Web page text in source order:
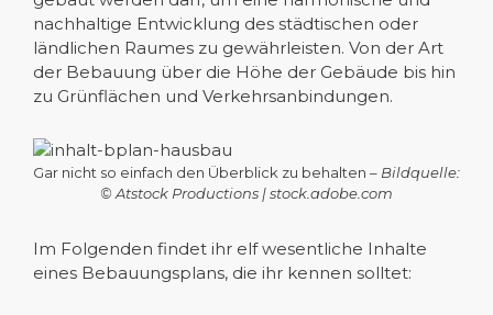
nachhaltige Entwicklung des städtischen oder
ländlichen Raumes zu gewährleisten. Von der Art
der Bebauung über die Höhe der Gebäude bis hin
zu Grünflächen und Verkehrsanbindungen.
Gar nicht so einfach den Überblick zu behalten – Bildquelle:
© Atstock Productions | stock.adobe.com
Im Folgenden findet ihr elf wesentliche Inhalte
eines Bebauungsplans, die ihr kennen solltet: